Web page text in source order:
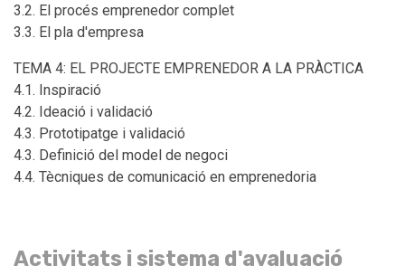
3.2. El procés emprenedor complet
3.3. El pla d'empresa
TEMA 4: EL PROJECTE EMPRENEDOR A LA PRÀCTICA
4.1. Inspiració
4.2. Ideació i validació
4.3. Prototipatge i validació
4.3. Definició del model de negoci
4.4. Tècniques de comunicació en emprenedoria
Activitats i sistema d'avaluació